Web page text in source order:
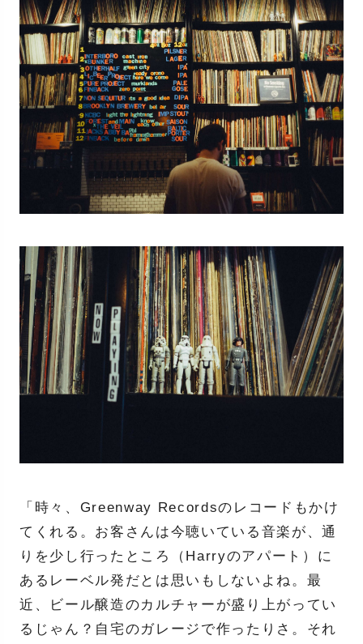
「時々、Greenway Recordsのレコードもかけ
てくれる。お客さんは今聴いている音楽が、通
りを少し行ったところ（Harryのアパート）に
あるレーベル発だとは思いもしないよね。最
近、ビール醸造のカルチャーが盛り上がってい
るじゃん？自宅のガレージで作ったりさ。それ